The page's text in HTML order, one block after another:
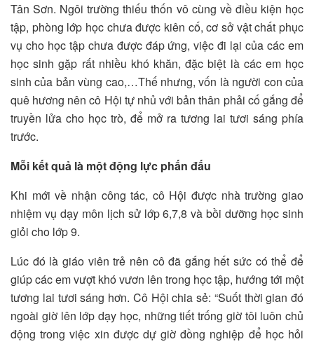
Tân Sơn. Ngôi trường thiếu thốn vô cùng về điều kiện học
tập, phòng lớp học chưa được kiên cố, cơ sở vật chất phục
vụ cho học tập chưa được đáp ứng, việc đi lại của các em
học sinh gặp rất nhiều khó khăn, đặc biệt là các em học
sinh của bản vùng cao,…Thế nhưng, vốn là người con của
quê hương nên cô Hội tự nhủ với bản thân phải cố gắng để
truyền lửa cho học trò, để mở ra tương lai tươi sáng phía
trước.
Mỗi kết quả là một động lực phấn đấu
Khi mới về nhận công tác, cô Hội được nhà trường giao
nhiệm vụ dạy môn lịch sử lớp 6,7,8 và bồi dưỡng học sinh
giỏi cho lớp 9.
Lúc đó là giáo viên trẻ nên cô đã gắng hết sức có thể để
giúp các em vượt khó vươn lên trong học tập, hướng tới một
tương lai tươi sáng hơn. Cô Hội chia sẻ: “Suốt thời gian đó
ngoài giờ lên lớp dạy học, những tiết trống giờ tôi luôn chủ
động trong việc xin được dự giờ đồng nghiệp để học hỏi